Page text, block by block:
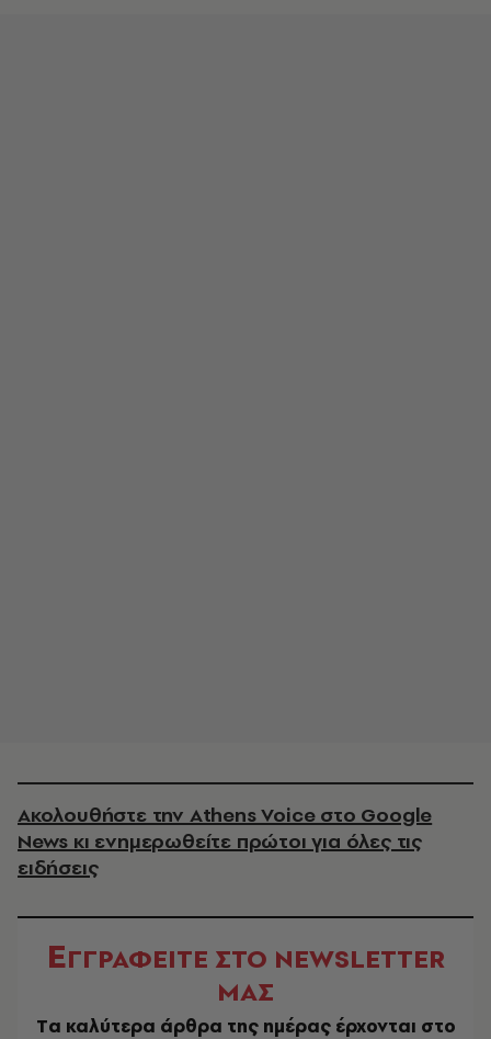
Ακολουθήστε την Athens Voice στο Google
News κι ενημερωθείτε πρώτοι για όλες τις
ειδήσεις
ΕΓΓΡΑΦΕΙΤΕ ΣΤΟ NEWSLETTER
ΜΑΣ
Tα καλύτερα άρθρα της ημέρας έρχονται στο